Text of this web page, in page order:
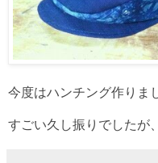
今度はハンチング作りま
すごい久し振りでしたが